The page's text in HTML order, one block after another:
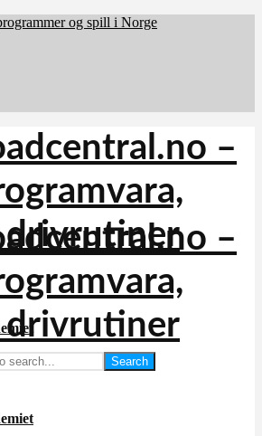
og spill i Norge
Search